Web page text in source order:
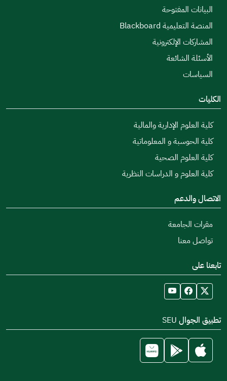
البيانات المفتوحة
المنصة التعليمية Blackboard
المشاركات الإلكترونية
الأسئلة الشائعة
السياسات
الكليات
كلية العلوم الإدارية والمالية
كلية الحوسبة و المعلوماتية
كلية العلوم الصحية
كلية العلوم و الدراسات النظرية
الاتصال والدعم
مقرات الجامعة
تواصل معنا
تابعنا على
تطبيق الجوال SEU